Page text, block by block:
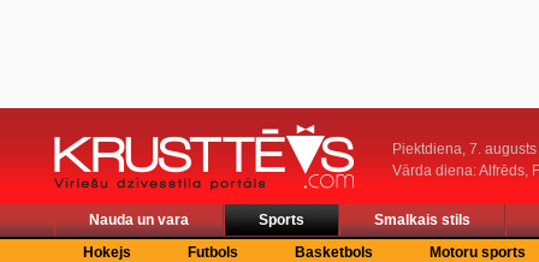
Piektdiena, 7. augusts
Vārda diena: Alfrēds,
Nauda un vara Sports
Smalkais stils
Hokejs
Futbols Basketbols Motoru sports